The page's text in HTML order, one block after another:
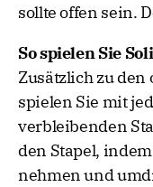
sollte offen sein.
So spielen Sie
Zusätzlich zu
spielen Sie mit
verbleibenden
den Stapel,
nehmen und